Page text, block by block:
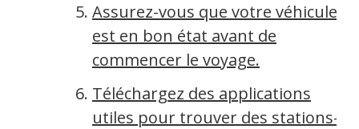
Assurez-vous que votre véhicule
est en bon état avant de
commencer le voyage.
Téléchargez des applications
utiles pour trouver des stations-